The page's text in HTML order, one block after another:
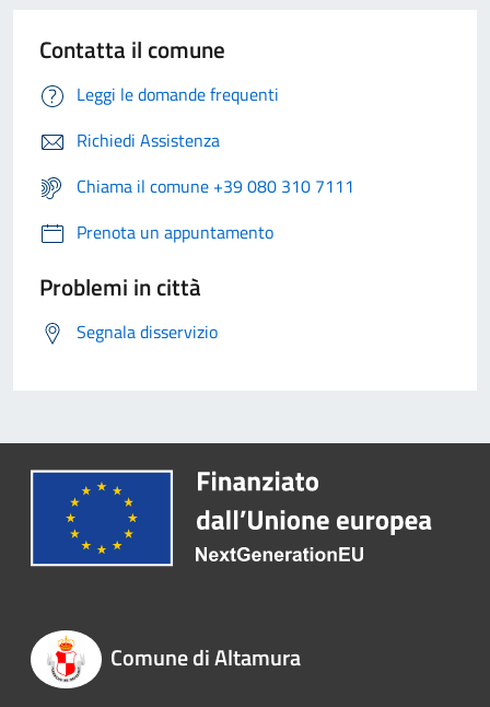
Contatta il comune
Leggi le domande frequenti
Richiedi Assistenza
Chiama il comune +39 080 310 7111
Prenota un appuntamento
Problemi in città
Segnala disservizio
Comune di Altamura